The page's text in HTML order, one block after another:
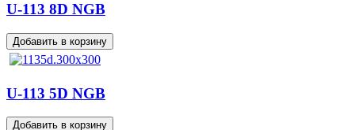
U-113 8D NGB
U-113 5D NGB